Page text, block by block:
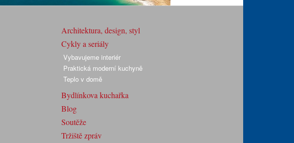
Architektura, design, styl
Cykly a seriály
Vybavujeme interiér
Praktická moderní kuchyně
Teplo v domě
Bydlínkova kuchařka
Blog
Soutěže
Tržiště zpráv